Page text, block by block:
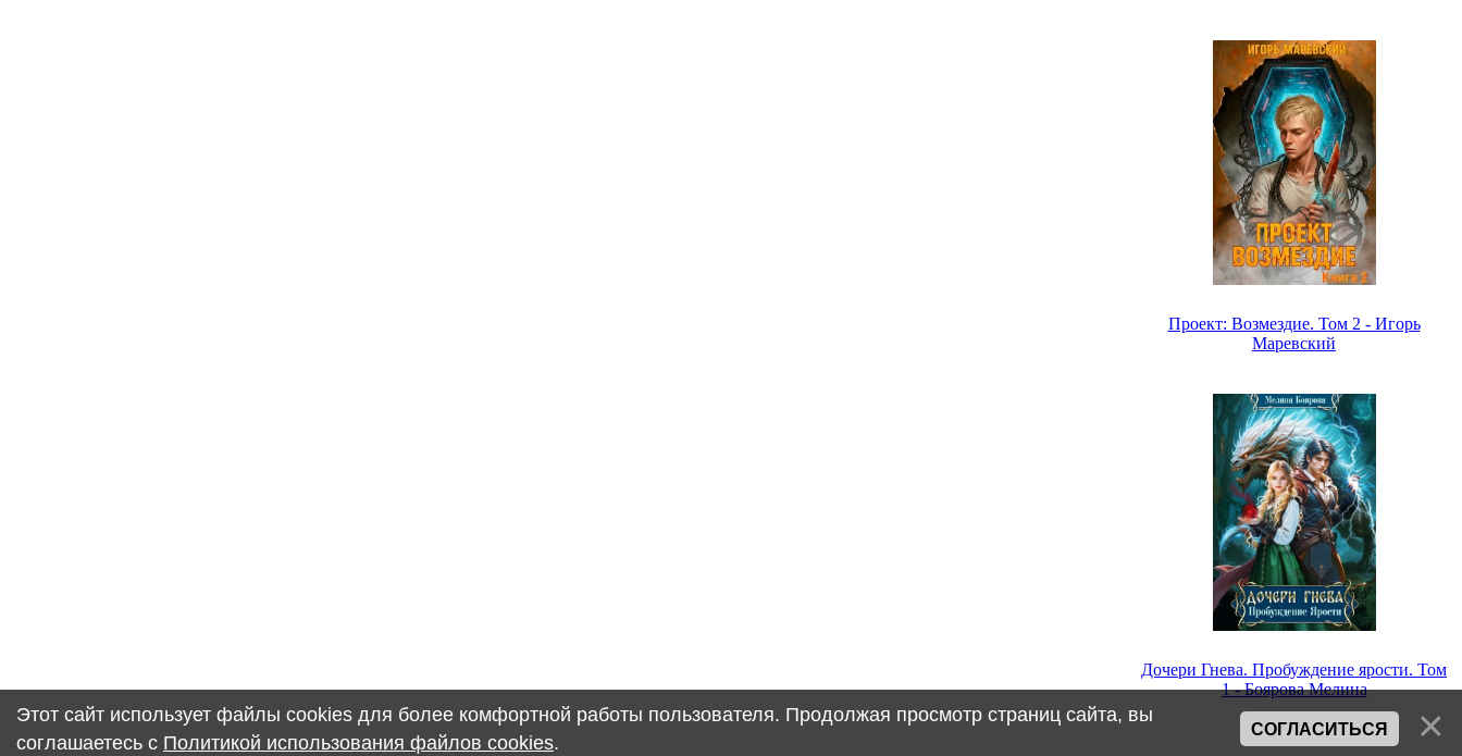
Проект: Возмездие. Том 2 - Игорь
Маревский
Дочери Гнева. Пробуждение ярости. Том
1 - Боярова Мелина
Этот сайт использует файлы cookies для более комфортной работы пользователя. Продолжая просмотр страниц сайта, вы
соглашаетесь с Политикой использования файлов cookies.
СОГЛАСИТЬСЯ